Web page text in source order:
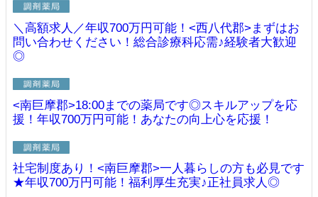
＼高額求人／年収700万円可能！<西八代郡>まずはお
問い合わせください！総合診療科応需♪経験者大歓迎
◎
<南巨摩郡>18:00までの薬局です◎スキルアップを応
援！年収700万円可能！あなたの向上心を応援！
社宅制度あり！<南巨摩郡>一人暮らしの方も必見です
★年収700万円可能！福利厚生充実♪正社員求人◎